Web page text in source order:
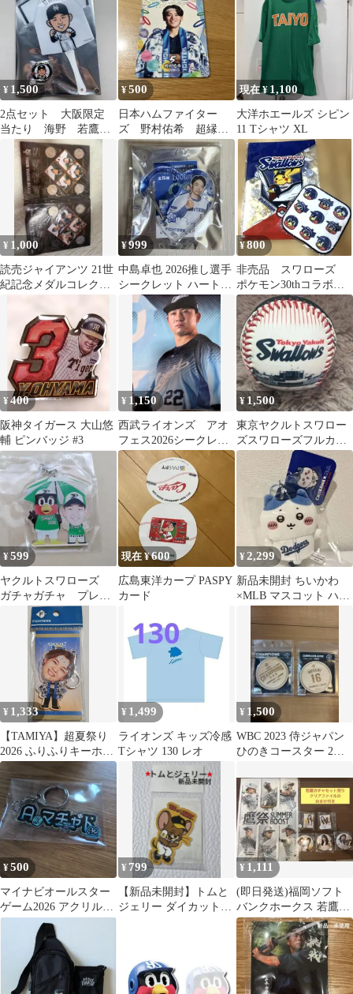
記念球
¥ 1,500
2点セット 大阪限定
当たり 海野 若鷹ガ
チャ クリアうちわ
缶バッジほか
¥500
日本ハムファイター
ズ 野村佑希 超縁
日 トレカ
現在 ¥ 1,100
大洋ホエールズ シピン
11 Tシャツ XL
¥ 1,000
読売ジャイアンツ 21世
紀記念メダルコレクシ
¥999
中島卓也 2026推し選手
シークレット ハート型
アクリルカラビナ
¥800
非売品 スワローズ
ポケモン30thコラボ！
クリアファイル.巾着.お
まけ付き
¥400
阪神タイガース 大山悠
輔 ピンバッジ #3
¥ 1,150
西武ライオンズ アオ
フェス2026シークレッ
トクールタオル 古賀
悠斗
¥ 1,500
東京ヤクルトスワロー
ズスワローズフルカラ
ーボール
¥599
ヤクルトスワローズ
ガチャガチャ プレイ
ヤーズ相合傘チャー
ム 松下 歩叶
現在 ¥600
広島東洋カープ PASPY
カード
¥2,299
新品未開封 ちいかわ
×MLB マスコット ハチ
¥ 1,333
【TAMIYA】超夏祭り
2026 ふりふりキーホル
ダー 新品未使用 田
宮 裕涼
¥ 1,499
ライオンズ キッズ冷感
Tシャツ 130 レオ
¥ 1,500
WBC 2023 侍ジャパン
ひのきコースター 2種
¥500
マイナビオールスター
ゲーム2026 アクリルネ
ームキーチェーン マチ
¥ 799
【新品未開封】トムと
ジェリー ダイカットス
¥ 1,111
(即日発送)福岡ソフト
バンクホークス 若鷹ガ
チャハニーズセット売
り おまけ付き